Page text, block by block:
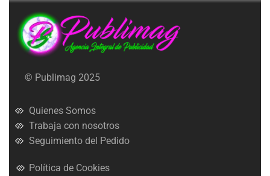
© Publimag 2025
Quienes Somos
Trabaja con nosotros
Seguimiento del Pedido
Política de Cookies